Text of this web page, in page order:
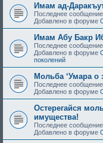
Имам ад-
Последнее сообщение
Добавлено в форуме
Имам Абу Бакр
Последнее сообщение
Добавлено в форуме
поколений
Мольба ‘Умара о
Последнее сообщение
Добавлено в форуме
Остерегайся
имущества!
Последнее сообщение
Добавлено в форуме